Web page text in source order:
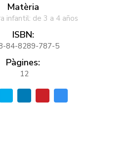
Matèria
infantil: de 3 a 4 años
ISBN:
84-8289-787-5
Pàgines:
12